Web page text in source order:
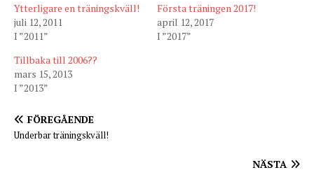
Ytterligare en träningskväll!
juli 12, 2011
I ”2011”
Första träningen 2017!
april 12, 2017
I ”2017”
Tillbaka till 2006??
mars 15, 2013
I ”2013”
FÖREGÅENDE
Underbar träningskväll!
NÄSTA